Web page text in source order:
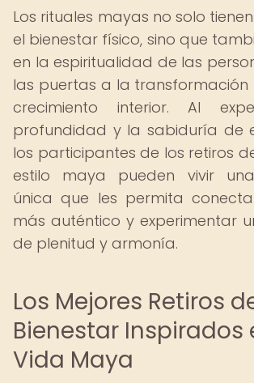
Los rituales mayas no solo
el bienestar físico, sino que
en la espiritualidad de las
las puertas a la transformación
crecimiento interior. Al
profundidad y la sabiduría de
los participantes de los retiros
estilo maya pueden vivir una
única que les permita
más auténtico y experimentar
de plenitud y armonía.
Los Mejores Retiros
Bienestar Inspirados
Vida Maya